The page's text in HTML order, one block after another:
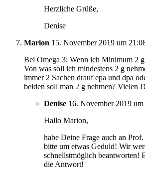
Herzliche Grüße,
Denise
Marion 15. November 2019 um
Bei Omega 3: Wenn ich Minimum 2
Von was soll ich mindestens 2 g
immer 2 Sachen drauf epa und dpa
beiden soll man 2 g nehmen? Vielen
Denise 16. November 2019
Hallo Marion,
habe Deine Frage auch an
bitte um etwas Geduld! Wir
schnellstmöglich beantworten!
die Antwort!